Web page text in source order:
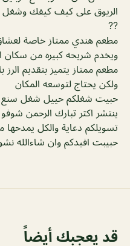
الريوق على كيف كيفك
??
مطعم هندي ممتاز خاصة لعشاق
ويخدم شريحه كبيره من سكان
مطعم ممتاز يتميز بتقديم
ولكن يحتاج لتوسعه المكان
حبيت شغلكم حييل شغل سنع
ينتشر اكثر تبارك الرحمن شوفو
تسويلكم دعاية والكل يمدحها
حبيبت افيدكم وان شاءالله
قد يعجبك أيضاً